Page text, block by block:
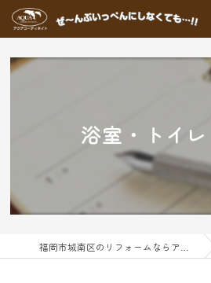
浴室・トイ